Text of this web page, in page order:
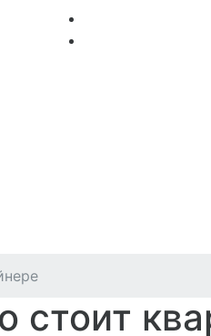
стоит